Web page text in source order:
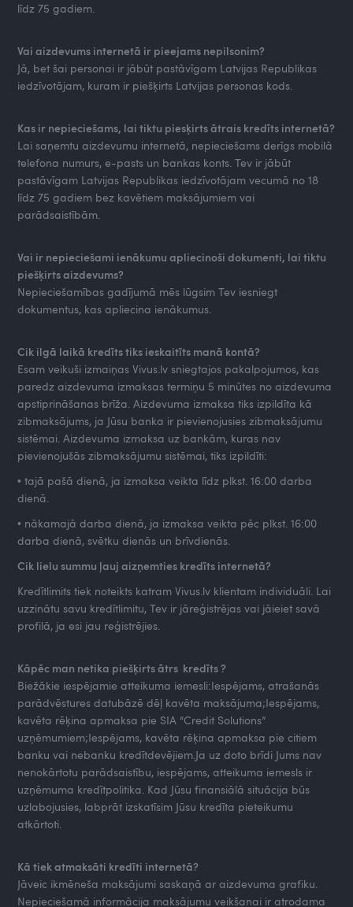
līdz 75 gadiem.
Vai aizdevums internetā ir pieejams nepilsonim?
Jā, bet šai personai ir jābūt pastāvīgam Latvijas Republikas
iedzīvotājam, kuram ir piešķirts Latvijas personas kods.
Kas ir nepieciešams, lai tiktu piesķirts ātrais kredīts internetā?
Lai saņemtu aizdevumu internetā, nepieciešams derīgs mobilā
telefona numurs, e-pasts un bankas konts. Tev ir jābūt
pastāvīgam Latvijas Republikas iedzīvotājam vecumā no 18
līdz 75 gadiem bez kavētiem maksājumiem vai
parādsaistībām.
Vai ir nepieciešami ienākumu apliecinoši dokumenti, lai tiktu
piešķirts aizdevums?
Nepieciešamības gadījumā mēs lūgsim Tev iesniegt
dokumentus, kas apliecina ienākumus.
Cik ilgā laikā kredīts tiks ieskaitīts manā kontā?
Esam veikuši izmaiņas Vivus.lv sniegtajos pakalpojumos, kas
paredz aizdevuma izmaksas termiņu 5 minūtes no aizdevuma
apstiprināšanas brīža. Aizdevuma izmaksa tiks izpildīta kā
zibmaksājums, ja Jūsu banka ir pievienojusies zibmaksājumu
sistēmai. Aizdevuma izmaksa uz bankām, kuras nav
pievienojušās zibmaksājumu sistēmai, tiks izpildīti:
• tajā pašā dienā, ja izmaksa veikta līdz plkst. 16:00 darba
dienā.
• nākamajā darba dienā, ja izmaksa veikta pēc plkst. 16:00
darba dienā, svētku dienās un brīvdienās.
Cik lielu summu ļauj aizņemties kredīts internetā?
Kredītlimits tiek noteikts katram Vivus.lv klientam individuāli. Lai
uzzinātu savu kredītlimitu, Tev ir jāreģistrējas vai jāieiet savā
profilā, ja esi jau reģistrējies.
Kāpēc man netika piešķirts ātrs kredīts ?
Biežākie iespējamie atteikuma iemesli:Iespējams, atrašanās
parādvēstures datubāzē dēļ kavēta maksājuma;Iespējams,
kavēta rēķina apmaksa pie SIA “Credit Solutions”
uzņēmumiem;Iespējams, kavēta rēķina apmaksa pie citiem
banku vai nebanku kredītdevējiem.Ja uz doto brīdi Jums nav
nenokārtotu parādsaistību, iespējams, atteikuma iemesls ir
uzņēmuma kredītpolitika. Kad Jūsu finansiālā situācija būs
uzlabojusies, labprāt izskatīsim Jūsu kredīta pieteikumu
atkārtoti.
Kā tiek atmaksāti kredīti internetā?
Jāveic ikmēneša maksājumi saskaņā ar aizdevuma grafiku.
Nepieciešamā informācija maksājumu veikšanai ir atrodama